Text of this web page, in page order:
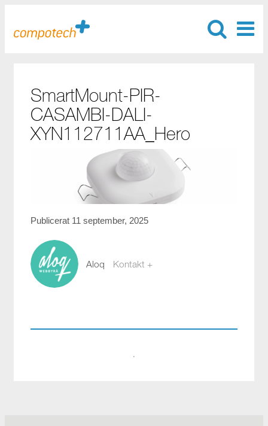
SmartMount-PIR-
CASAMBI-DALI-
XYN112711AA_Hero
Publicerat 11 september, 2025
Aloq Kontakt +
·